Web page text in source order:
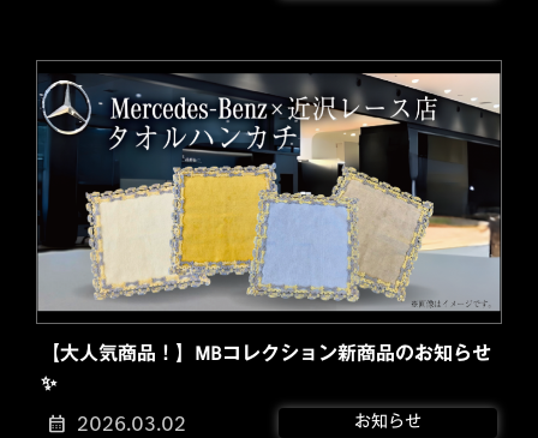
【大人気商品！】MBコレクション新商品のお知らせ
✨
2026.03.02 お知らせ